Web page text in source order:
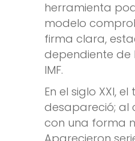
herramienta
modelo
firma clara,
dependiente
IMF.
En el siglo XXI,
desapareció; al
con una forma